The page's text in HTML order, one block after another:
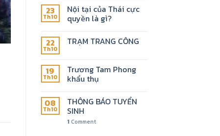
23
Th10
Nội tại của Thái cực
quyền là gì?
22
Th10
TRẠM TRANG CÔNG
19
Th10
Trương Tam Phong
khẩu thụ
08
Th10
THÔNG BÁO TUYỂN
SINH
1 Comment